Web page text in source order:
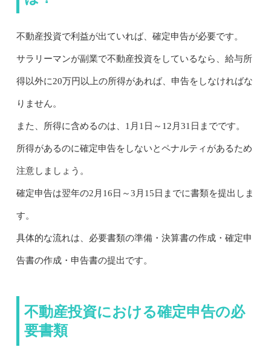
不動産投資で利益が出ていれば、確定申告が必要です。
サラリーマンが副業で不動産投資をしているなら、給与所
得以外に20万円以上の所得があれば、申告をしなければな
りません。
また、所得に含めるのは、1月1日～12月31日までです。
所得があるのに確定申告をしないとペナルティがあるため
注意しましょう。
確定申告は翌年の2月16日～3月15日までに書類を提出しま
す。
具体的な流れは、必要書類の準備・決算書の作成・確定申
告書の作成・申告書の提出です。
不動産投資における確定申告の必
要書類